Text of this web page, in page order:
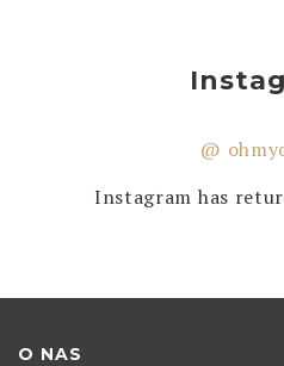
@
Instagram has
O NAS